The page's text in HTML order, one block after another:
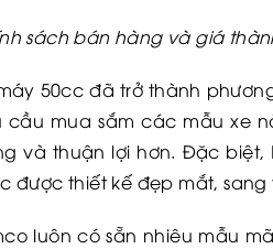
sách bán hàng và giá
50cc đã trở thành
cầu mua sắm các mẫu xe
và thuận lợi hơn. Đặc biệt,
được thiết kế đẹp mắt,
luôn có sẵn nhiêu mẫu